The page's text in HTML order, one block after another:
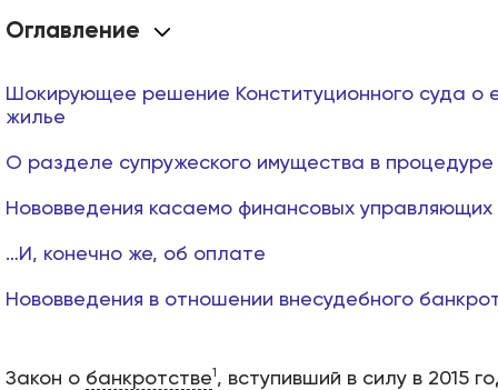
Оглавление
Шокирующее решение Конституционного суда о
жилье
О разделе супружеского имущества в
Нововведения касаемо финансовых
…И, конечно же, об оплате
Нововведения в отношении внесудебного
Закон о банкротстве1 , вступивший в силу в 2015